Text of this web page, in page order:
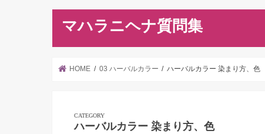
マハラニヘナ質問集
HOME 03 ハーバルカラー ハーバルカラー 染まり方、色
ハーバルカラー 染まり方、色